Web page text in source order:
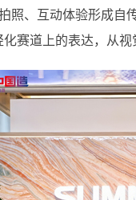
照、互动体验形成自
赛道上的表达，从